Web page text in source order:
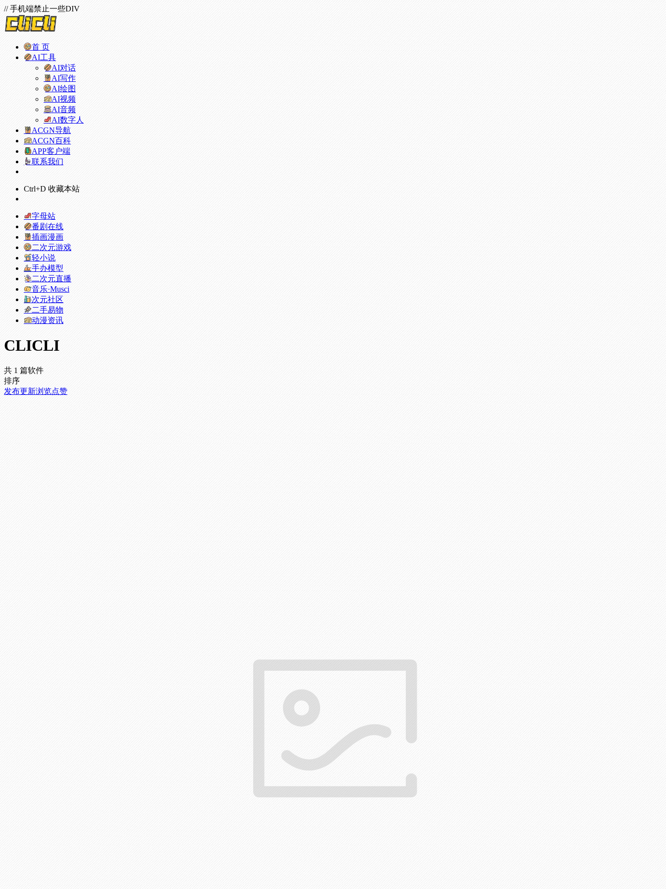
// 手机端禁止一些DIV
首 页
AI工具
AI对话
AI写作
AI绘图
AI视频
AI音频
AI数字人
ACGN导航
ACGN百科
APP客户端
联系我们
Ctrl+D 收藏本站
字母站
番剧在线
插画漫画
二次元游戏
轻小说
手办模型
二次元直播
音乐·Musci
次元社区
二手易物
动漫资讯
CLICLI
共 1 篇软件
排序
发布更新浏览点赞